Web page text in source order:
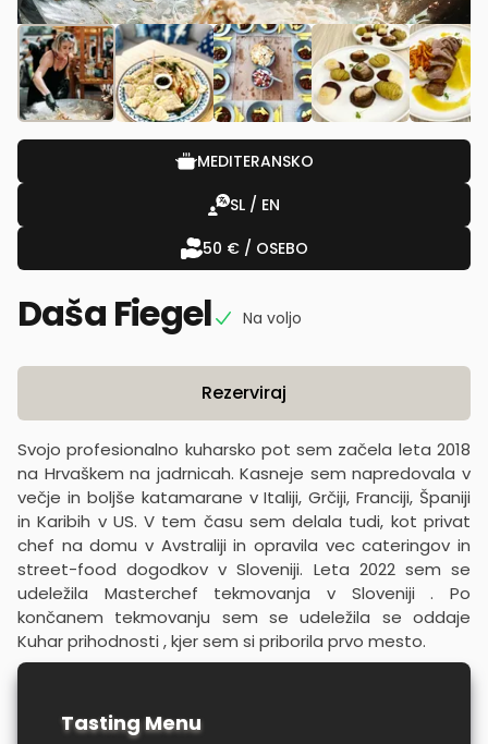
MEDITERANSKO
SL / EN
50 € / OSEBO
Daša Fiegel Na voljo
Product information
Rezerviraj
Svojo profesionalno kuharsko pot sem začela leta 2018
na Hrvaškem na jadrnicah. Kasneje sem napredovala v
večje in boljše katamarane v Italiji, Grčiji, Franciji, Španiji
in Karibih v US. V tem času sem delala tudi, kot privat
chef na domu v Avstraliji in opravila vec cateringov in
street-food dogodkov v Sloveniji. Leta 2022 sem se
udeležila Masterchef tekmovanja v Sloveniji . Po
končanem tekmovanju sem se udeležila se oddaje
Kuhar prihodnosti , kjer sem si priborila prvo mesto.
Tasting Menu